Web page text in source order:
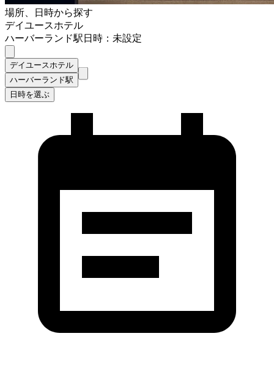
場所、日時から探す
デイユースホテル
ハーバーランド駅日時：未設定
デイユースホテル
ハーバーランド駅
日時を選ぶ